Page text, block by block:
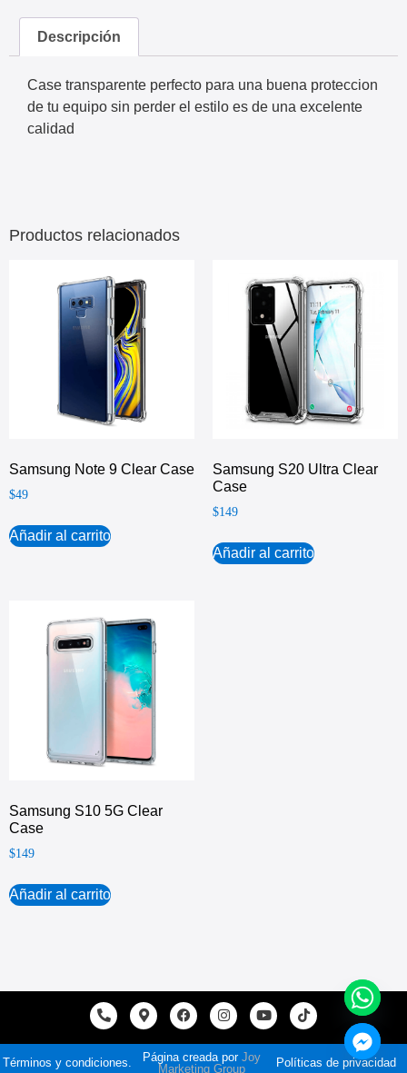
Descripción
Case transparente perfecto para una buena proteccion
de tu equipo sin perder el estilo es de una excelente
calidad
Productos relacionados
Samsung Note 9 Clear Case
$49
Añadir al carrito
Samsung S20 Ultra Clear
Case
$149
Añadir al carrito
Samsung S10 5G Clear
Case
$149
Añadir al carrito
Términos y condiciones. Página creada por Joy
Marketing Group
Políticas de privacidad